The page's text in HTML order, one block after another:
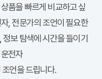
품을 빠르게 비교하고 싶
, 전문가의 조언이 필요한
정보 탐색에 시간을 들이기
전자
언을 드립니다.